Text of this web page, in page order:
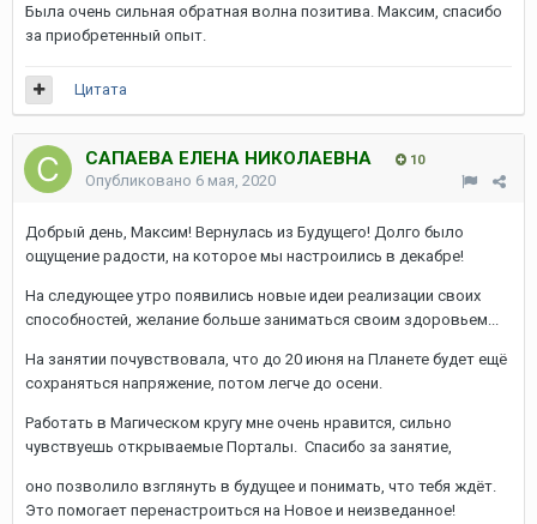
Была очень сильная обратная волна позитива. Максим, спасибо
за приобретенный опыт.
Цитата
САПАЕВА ЕЛЕНА НИКОЛАЕВНА 10
Опубликовано 6 мая, 2020
Добрый день, Максим! Вернулась из Будущего! Долго было
ощущение радости, на которое мы настроились в декабре!
На следующее утро появились новые идеи реализации своих
способностей, желание больше заниматься своим здоровьем...
На занятии почувствовала, что до 20 июня на Планете будет ещё
сохраняться напряжение, потом легче до осени.
Работать в Магическом кругу мне очень нравится, сильно
чувствуешь открываемые Порталы. Спасибо за занятие,
оно позволило взглянуть в будущее и понимать, что тебя ждёт.
Это помогает перенастроиться на Новое и неизведанное!